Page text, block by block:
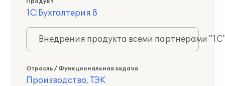
1С:Бухгалтерия 8
Внедрения продукта всеми партнерами
Отрасль / Функциональная задача
Производство, ТЭК